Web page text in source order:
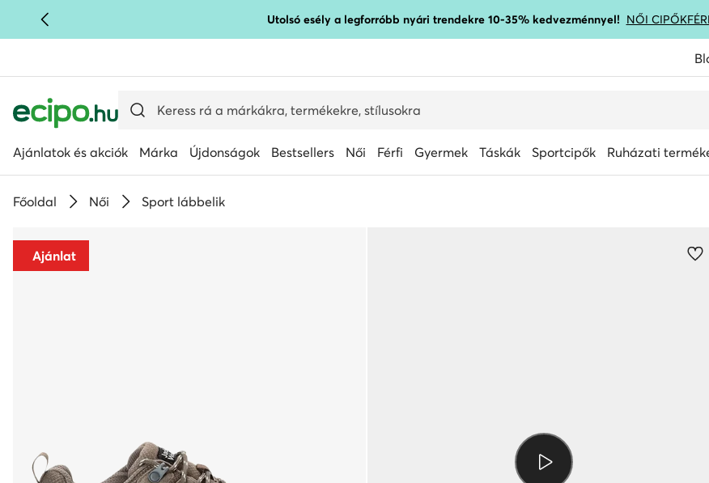
UGRÁS A FŐ TARTALOMRA Utolsó esély a legforróbb nyári trendekre 10-35% kedvezménnyel! NŐI CIPŐK
Ajánlatok és akciók Márka Újdonságok Bestsellers Női Férfi Gyermek Táskák Sportcipők Ruházati
Főoldal Női Sport lábbelik
Ajánlat